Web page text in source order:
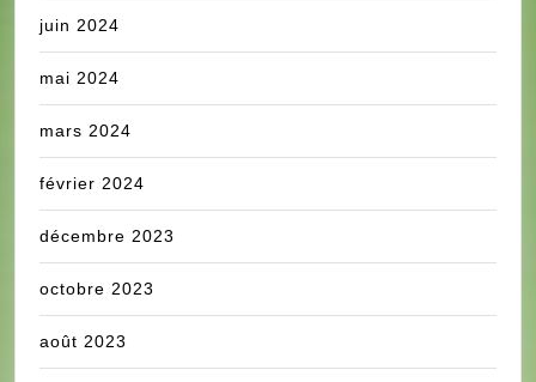
juin 2024
mai 2024
mars 2024
février 2024
décembre 2023
octobre 2023
août 2023